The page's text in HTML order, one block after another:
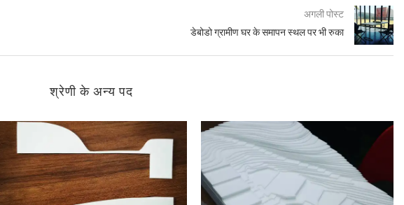
अगली पोस्ट
डेबोडो ग्रामीण घर के समापन स्थल पर भी रुका
श्रेणी के अन्य पद